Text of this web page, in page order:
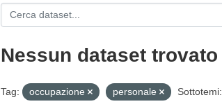
Nessun dataset trovato
Tag: occupazione personale
Sottotemi: